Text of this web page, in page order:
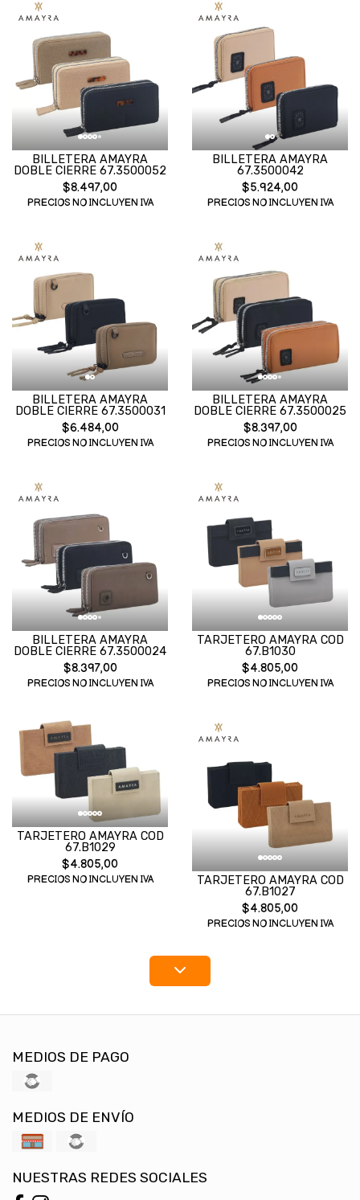
BILLETERA AMAYRA
DOBLE CIERRE 67.3500052
$8.497,00
PRECIOS NO INCLUYEN IVA
BILLETERA AMAYRA
67.3500042
$5.924,00
PRECIOS NO INCLUYEN IVA
BILLETERA AMAYRA
DOBLE CIERRE 67.3500031
$6.484,00
PRECIOS NO INCLUYEN IVA
BILLETERA AMAYRA
DOBLE CIERRE 67.3500025
$8.397,00
PRECIOS NO INCLUYEN IVA
BILLETERA AMAYRA
DOBLE CIERRE 67.3500024
$8.397,00
PRECIOS NO INCLUYEN IVA
TARJETERO AMAYRA COD
67.B1030
$4.805,00
PRECIOS NO INCLUYEN IVA
TARJETERO AMAYRA COD
67.B1029
$4.805,00
PRECIOS NO INCLUYEN IVA
TARJETERO AMAYRA COD
67.B1027
$4.805,00
PRECIOS NO INCLUYEN IVA
MEDIOS DE PAGO
MEDIOS DE ENVÍO
NUESTRAS REDES SOCIALES